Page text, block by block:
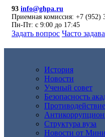
93 info@ghpa.ru
Приемная комиссия: +7 (952)
Пн-Пт: с 9:00 до 17:45
Задать вопрос Часто
История
Новости
Ученый совет
Безопасность
Структура вуза
Новости от